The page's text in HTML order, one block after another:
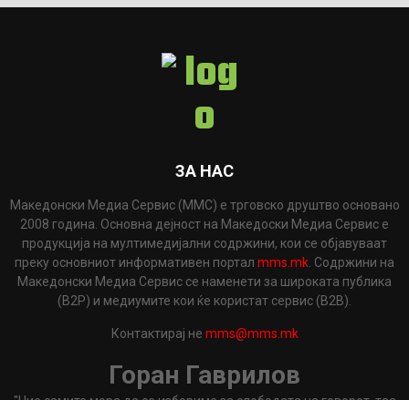
ЗА НАС
Македонски Медиа Сервис (ММС) е трговско друштво основано
2008 година. Основна дејност на Македоски Медиа Сервис е
продукција на мултимедијални содржини, кои се објавуваат
преку основниот информативен портал mms.mk . Содржини на
Македонски Медиа Сервис се наменети за широката публика
(B2P) и медиумите кои ќе користат сервис (B2B).
Контактирај не mms@mms.mk
Горан Гаврилов